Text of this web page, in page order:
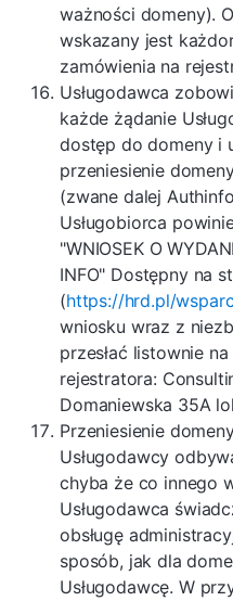
ważności domeny).
wskazany jest
zamówienia na
Usługodawca
każde żądanie
dostęp do domeny i
przeniesienie
(zwane dalej
Usługobiorca
"WNIOSEK O
INFO" Dostępny na
(https://hrd.pl/
wniosku wraz z
przesłać listownie
rejestratora:
Domaniewska 35A
Przeniesienie
Usługodawcy
chyba że co innego
Usługodawca
obsługę
sposób, jak dla
Usługodawcę. W